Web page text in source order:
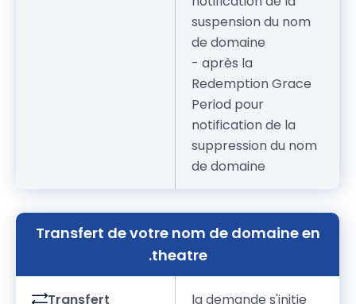
suspension du nom
de domaine
- après la
Redemption Grace
Period pour
notification de la
suppression du nom
de domaine
Transfert de votre nom de domaine en
.theatre
Transfert
la demande s'initie